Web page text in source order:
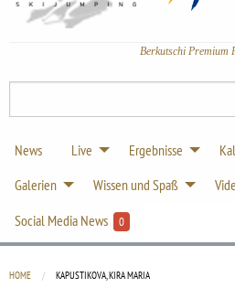
Berkutschi Premium
News Live Ergebnisse
Galerien
Wissen und Spaß
Social Media News
0
HOME CURRENT:
KAPUSTIKOVA, KIRA MARIA